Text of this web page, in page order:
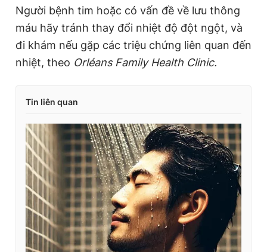
r
e
n
t
i
m
e
a
t
i
Người bệnh tim hoặc có vấn đề về lưu thông
máu hãy tránh thay đổi nhiệt độ đột ngột, và
đi khám nếu gặp các triệu chứng liên quan đến
nhiệt, theo Orléans Family Health Clinic.
Tin liên quan